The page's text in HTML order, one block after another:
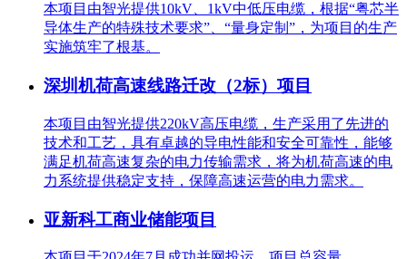
本项目由智光提供10kV、1kV中低压电缆，根据“粤芯半
导体生产的特殊技术要求”、“量身定制”，为项目的生产
实施筑牢了根基。
深圳机荷高速线路迁改（2标）项目
本项目由智光提供220kV高压电缆，生产采用了先进的
技术和工艺，具有卓越的导电性能和安全可靠性，能够
满足机荷高速复杂的电力传输需求，将为机荷高速的电
力系统提供稳定支持，保障高速运营的电力需求。
亚新科工商业储能项目